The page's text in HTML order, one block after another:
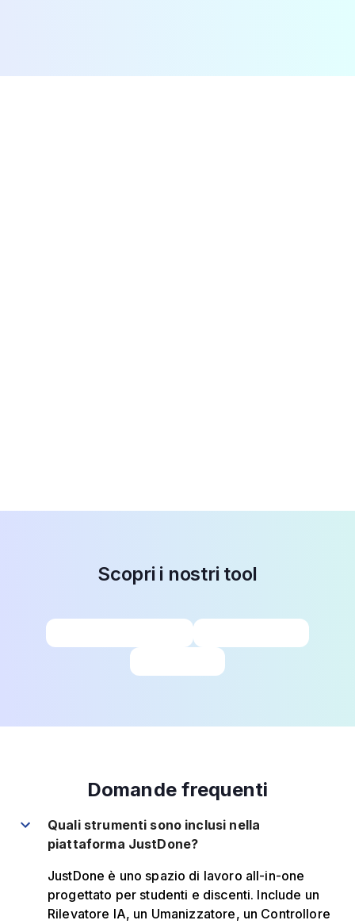
Scopri i nostri tool
Domande frequenti
Quali strumenti sono inclusi nella
piattaforma JustDone?
JustDone è uno spazio di lavoro all-in-one
progettato per studenti e discenti. Include un
Rilevatore IA, un Umanizzatore, un Controllore